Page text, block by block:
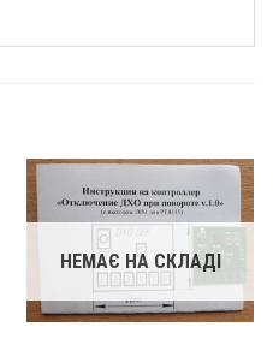
НЕМАЄ НА СКЛАДІ